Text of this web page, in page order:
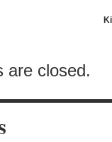
are closed.